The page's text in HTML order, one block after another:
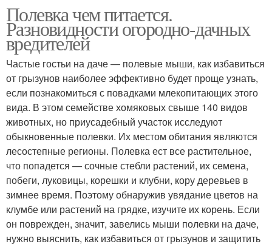
Полевка чем питается.
Разновидности огородно-дачных
вредителей
Частые гостьи на даче — полевые мыши, как избавиться
от грызунов наиболее эффективно будет проще узнать,
если познакомиться с повадками млекопитающих этого
вида. В этом семействе хомяковых свыше 140 видов
животных, но приусадебный участок исследуют
обыкновенные полевки. Их местом обитания являются
лесостепные регионы. Полевка ест все растительное,
что попадется — сочные стебли растений, их семена,
побеги, луковицы, корешки и клубни, кору деревьев в
зимнее время. Поэтому обнаружив увядание цветов на
клумбе или растений на грядке, изучите их корень. Если
он поврежден, значит, завелись мыши полевки на даче,
нужно выяснить, как избавиться от грызунов и защитить